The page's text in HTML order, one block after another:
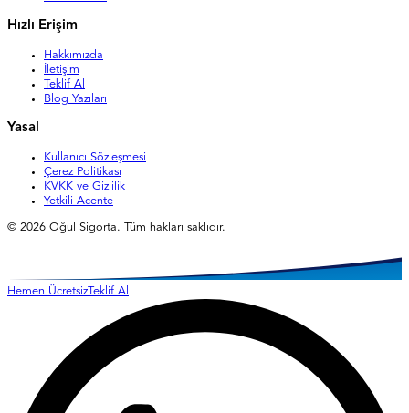
Hızlı Erişim
Hakkımızda
İletişim
Teklif Al
Blog Yazıları
Yasal
Kullanıcı Sözleşmesi
Çerez Politikası
KVKK ve Gizlilik
Yetkili Acente
© 2026 Oğul Sigorta. Tüm hakları saklıdır.
Hemen ÜcretsizTeklif Al